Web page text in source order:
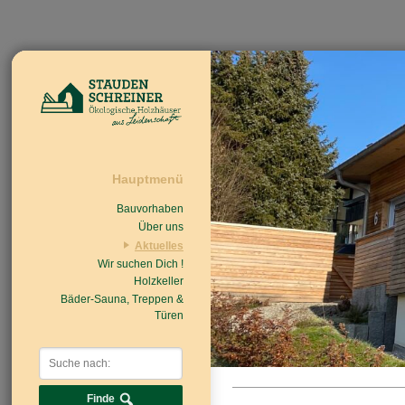
Hauptmenü
Bauvorhaben
Über uns
Aktuelles
Beiträge
Nachrichten/Einzug
Wir suchen Dich !
Holzkeller
Bäder-Sauna, Treppen &
Türen
Finde